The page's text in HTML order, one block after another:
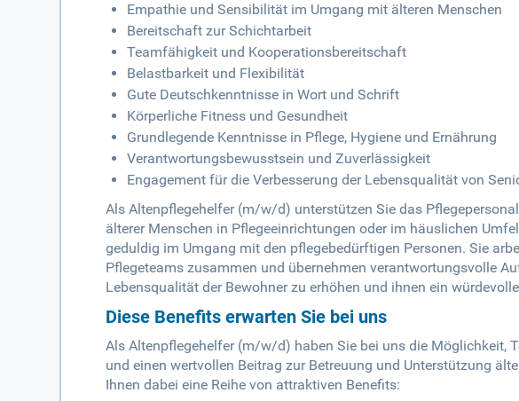
Empathie und Sensibilität im Umgang mit älteren Menschen
Bereitschaft zur Schichtarbeit
Teamfähigkeit und Kooperationsbereitschaft
Belastbarkeit und Flexibilität
Gute Deutschkenntnisse in Wort und Schrift
Körperliche Fitness und Gesundheit
Grundlegende Kenntnisse in Pflege, Hygiene und Ernährung
Verantwortungsbewusstsein und Zuverlässigkeit
Engagement für die Verbesserung der Lebensqualität von
Als Altenpflegehelfer (m/w/d) unterstützen Sie das
älterer Menschen in Pflegeeinrichtungen oder im häuslichen
geduldig im Umgang mit den pflegebedürftigen Personen. Sie
Pflegeteams zusammen und übernehmen verantwortungsvolle
Lebensqualität der Bewohner zu erhöhen und ihnen ein
Diese Benefits erwarten Sie bei uns
Als Altenpflegehelfer (m/w/d) haben Sie bei uns die Möglichkeit,
und einen wertvollen Beitrag zur Betreuung und Unterstützung
Ihnen dabei eine Reihe von attraktiven Benefits: